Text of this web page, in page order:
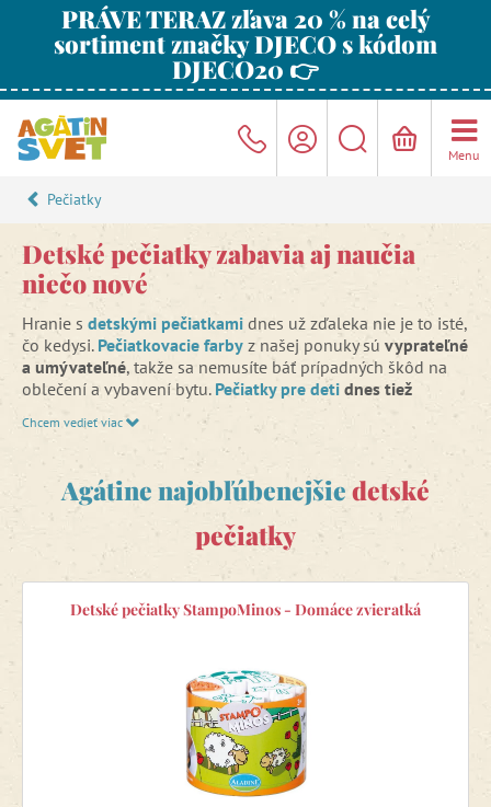
PRÁVE TERAZ zľava 20 % na celý
sortiment značky DJECO s kódom
DJECO20 👉
Menu
Pečiatky
Detské pečiatky zabavia aj naučia
niečo nové
Hranie s detskými pečiatkami dnes už zďaleka nie je to isté,
čo kedysi. Pečiatkovacie farby z našej ponuky sú vyprateľné
a umývateľné, takže sa nemusíte báť prípadných škôd na
oblečení a vybavení bytu. Pečiatky pre deti dnes tiež
ponúkajú oveľa viac, než len odtlačok obrázku: súpravy
pečiatok poslúžia ako
hravý nástroj na rozvoj slovnej
. Nechajte svoje deti, aby za pomoci pečiatok
zachytili vlastný príbeh, o ktorom sa potom spolu budete
rozprávať.
zábavné pečiatkysú krásnym darčekom pre
Chcem vedieť viac
Agátine najobľúbenejšiedetské
pečiatky
Detské pečiatky StampoMinos - Domáce zvieratká